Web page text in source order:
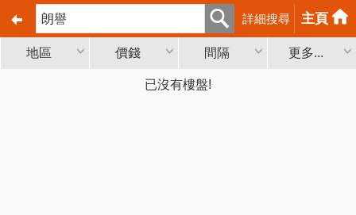
詳細搜尋 主頁
地區 價錢 間隔 更多...
已沒有樓盤!